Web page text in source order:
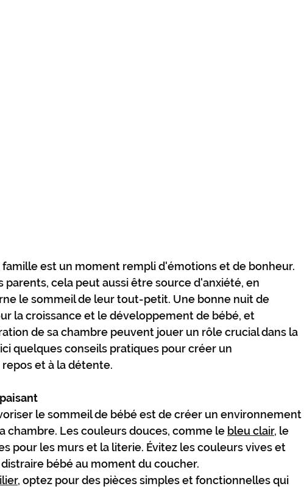
famille est un moment rempli d'émotions et de bonheur.
parents, cela peut aussi être source d'anxiété, en
le sommeil de leur tout-petit. Une bonne nuit de
la croissance et le développement de bébé, et
de sa chambre peuvent jouer un rôle crucial dans la
quelques conseils pratiques pour créer un
et à la détente.
le sommeil de bébé est de créer un environnement
chambre. Les couleurs douces, comme le bleu clair, le
pour les murs et la literie. Évitez les couleurs vives et
bébé au moment du coucher.
, optez pour des pièces simples et fonctionnelles qui